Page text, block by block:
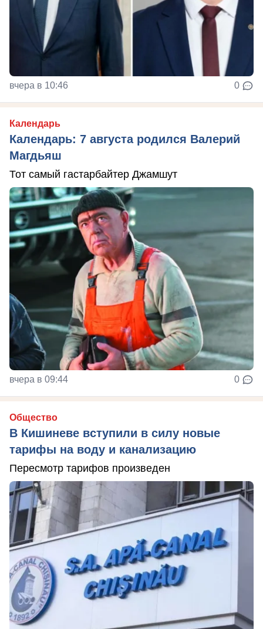
вчера в 10:46 0
Календарь
Календарь: 7 августа родился Валерий
Магдьяш
Тот самый гастарбайтер Джамшут
вчера в 09:44 0
Общество
В Кишиневе вступили в силу новые
тарифы на воду и канализацию
Пересмотр тарифов произведен